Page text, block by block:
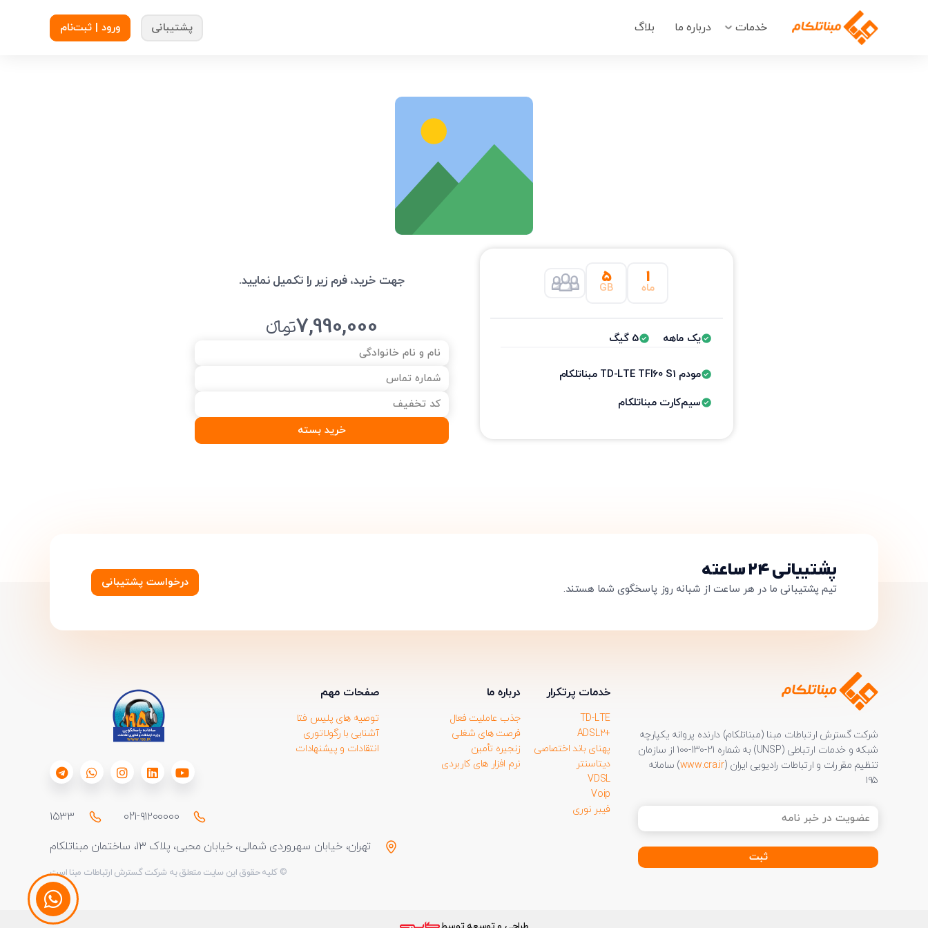
خدمات درباره ما بلاگ پشتیبانی ورود | ثبت‌نام
۱
ماه ۵
GB
یک ماهه 5 گیگ
مودم TD-LTE TFI60 S1 مبناتلکام
سیم‌کارت مبناتلکام
جهت خرید، فرم زیر را تکمیل نمایید.
7,990,000تومانءء
خرید بسته
پشتیبانی ۲۴ ساعته
تیم پشتیبانی ما در هر ساعت از شبانه روز پاسخگوی شما هستند. درخواست پشتیبانی
شرکت گسترش ارتباطات مبنا (مبناتلکام) دارنده پروانه یکپارچه
شبکه و خدمات ارتباطی (UNSP) به شماره 21-130-100 از سازمان
تنظیم مقررات و ارتباطات رادیویی ایران (www.cra.ir) سامانه
۱۹۵
عضویت
در
خبر
نامه
خدمات پرتکرار
TD-LTE
+ADSL2
پهنای باند اختصاصی
دیتاسنتر
VDSL
Voip
فیبر نوری
درباره ما
جذب عاملیت فعال
فرصت های شغلی
زنجیره تأمین
نرم افزار های کاربردی
صفحات مهم
توصیه های پلیس فتا
آشنایی با رگولاتوری
انتقادات و پیشنهادات
021-۹۱۲۰۰۰۰۰
۱۵۳۳
تهران، خیابان سهروردی شمالی، خیابان محبی، پلاک ۱۳، ساختمان مبناتلکام
© کلیه حقوق این سایت متعلق به شرکت گسترش ارتباطات مبنا است
کد ارسال شده را وارد کنید